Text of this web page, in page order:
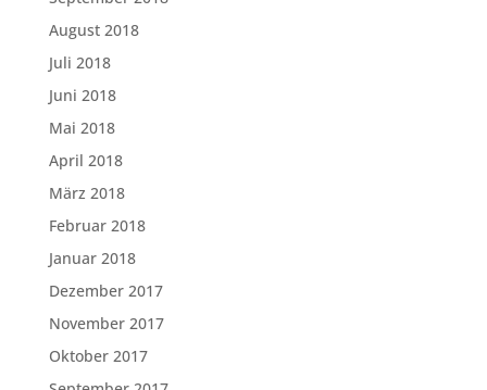
August 2018
Juli 2018
Juni 2018
Mai 2018
April 2018
März 2018
Februar 2018
Januar 2018
Dezember 2017
November 2017
Oktober 2017